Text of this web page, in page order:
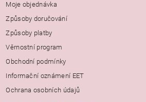
Moje objednávka
Způsoby doručování
Způsoby platby
Věrnostní program
Obchodní podmínky
Informační oznámení EET
Ochrana osobních údajů